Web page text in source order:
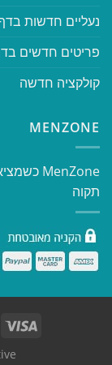
נעליים חדשות
פריטים חדשים
קולקציה חדשה
MENZONE
תקוה